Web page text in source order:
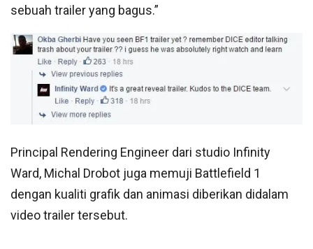
sebuah trailer yang bagus.”
Principal Rendering Engineer dari studio Infinity
Ward, Michal Drobot juga memuji Battlefield 1
dengan kualiti grafik dan animasi diberikan didalam
video trailer tersebut.